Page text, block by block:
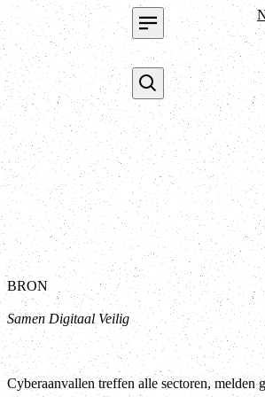
BRON
Samen Digitaal Veilig
Cyberaanvallen treffen alle sectoren, melden